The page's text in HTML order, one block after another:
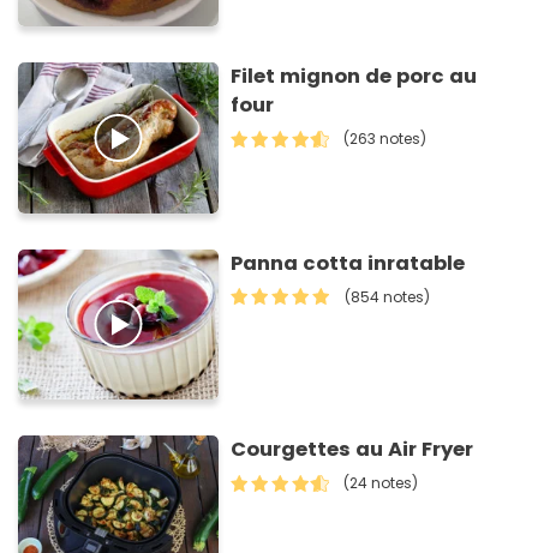
Filet mignon de porc au
four
(263 notes)
Panna cotta inratable
(854 notes)
Courgettes au Air Fryer
(24 notes)